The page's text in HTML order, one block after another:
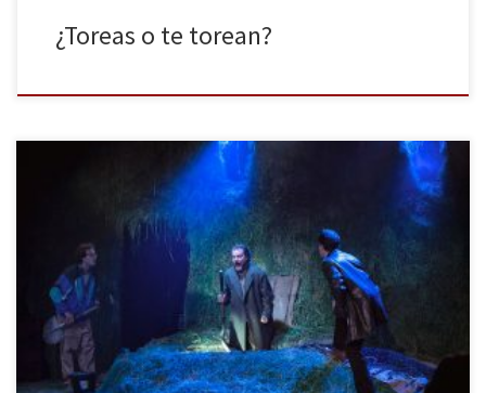
¿Toreas o te torean?
La Villarroel abre su temporada teatral con una obra que ya se
apuntaba entre los probables éxitos escénicos del año antes de
que se estrenara. Y así lo ha ratificado la buena acogida, tanto de
crítica como de público, que ha tenido La calavera de Connemara
durante estas primeras semanas […]